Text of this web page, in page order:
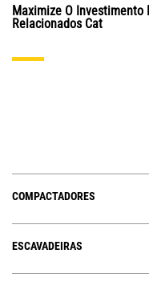
Maximize O Investimento
Relacionados Cat
COMPACTADORES
ESCAVADEIRAS